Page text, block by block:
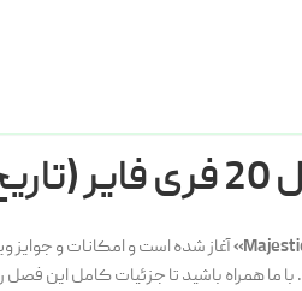
آغاز شده است و امکانات و جوایز
همراه باشید تا جزئیات کامل این فصل